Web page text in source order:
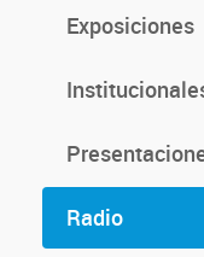
Exposiciones
Radio